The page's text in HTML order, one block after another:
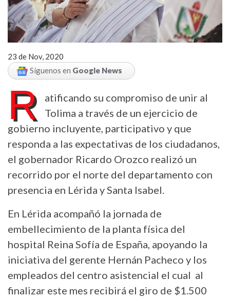
23 de Nov, 2020
Síguenos en Google News
R
atificando su compromiso de unir al
Tolima a través de un ejercicio de
gobierno incluyente, participativo y que
responda a las expectativas de los ciudadanos,
el gobernador Ricardo Orozco realizó un
recorrido por el norte del departamento con
presencia en Lérida y Santa Isabel.
En Lérida acompañó la jornada de
embellecimiento de la planta física del
hospital Reina Sofía de España, apoyando la
iniciativa del gerente Hernán Pacheco y los
empleados del centro asistencial el cual al
finalizar este mes recibirá el giro de $1.500